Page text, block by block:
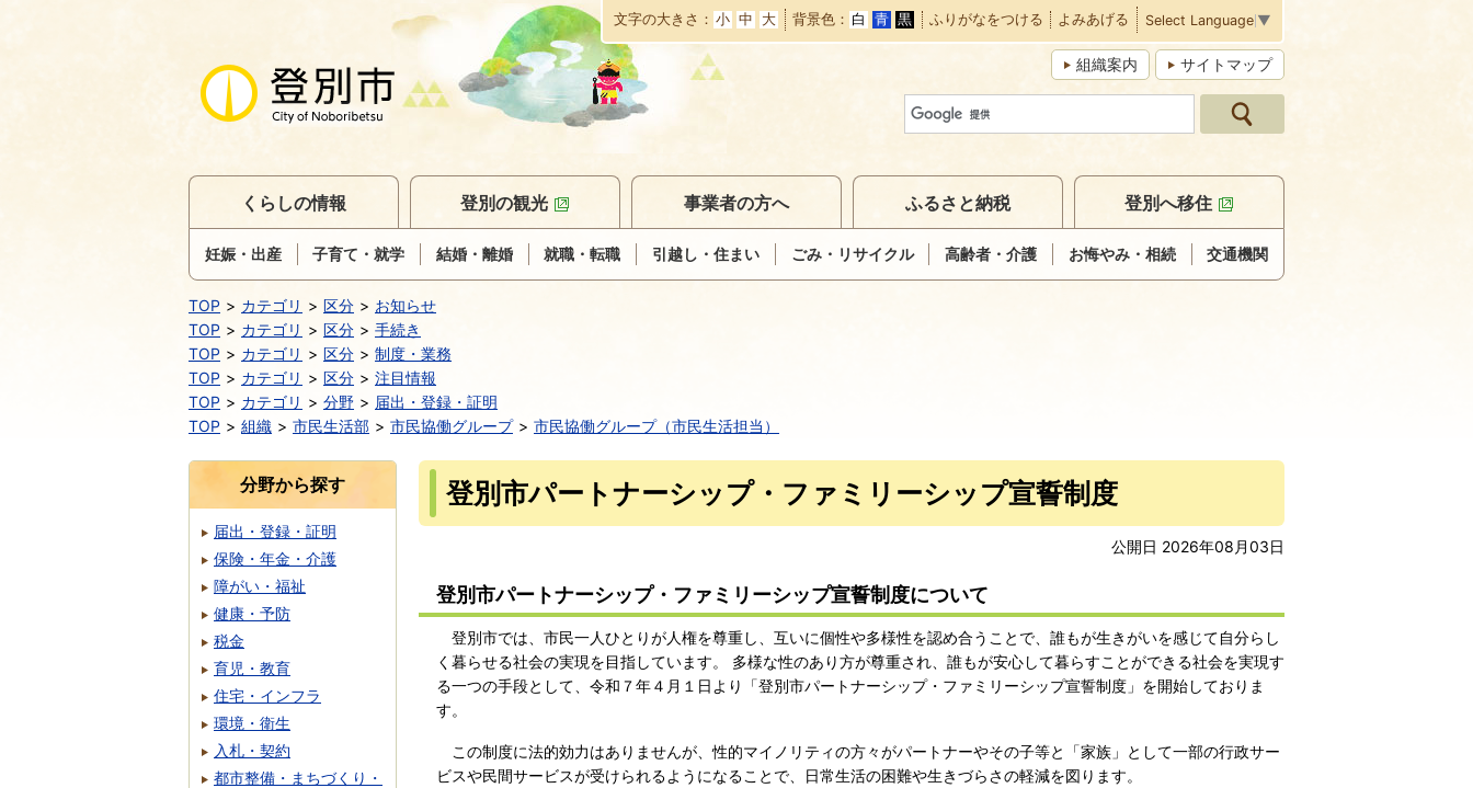
本
文
へ
移
動
文字の大きさ 小 中 大 背景色 白 青 黒 ふりがなをつける よみあげる Select Language ▼
組織案内 サイトマップ
くらしの情報
妊娠・出産 子育て・就学 結婚・離婚 就職・転職 引越し・住まい ごみ・リサイクル 高齢者・介護 お悔やみ・相続 交通機関
登別の観光 事業者の方へ ふるさと納税 登別へ移住
TOP カテゴリ 区分
お知らせ
TOP
カテゴリ 区分
手続き
TOP
カテゴリ 区分
制度・業務
TOP
カテゴリ 区分
注目情報
TOP
カテゴリ 分野
届出・登録・証明
TOP
組織 市民生活部 市民協働グループ 市民協働グループ（市民生活担当）
登別市パートナーシップ・ファミリーシップ宣誓制度
公開日 2026年08月03日
登別市パートナーシップ・ファミリーシップ宣誓制度について
登別市では、市民一人ひとりが人権を尊重し、互いに個性や多様性を認め合うことで、誰もが生きがいを感じて自分らし
く暮らせる社会の実現を目指しています。 多様な性のあり方が尊重され、誰もが安心して暮らすことができる社会を実現す
る一つの手段として、令和７年４月１日より「登別市パートナーシップ・ファミリーシップ宣誓制度」を開始しておりま
す。
この制度に法的効力はありませんが、性的マイノリティの方々がパートナーやその子等と「家族」として一部の行政サー
ビスや民間サービスが受けられるようになることで、日常生活の困難や生きづらさの軽減を図ります。
分野から探す
届出・登録・証明
保険・年金・介護
障がい・福祉
健康・予防
税金
育児・教育
住宅・インフラ
環境・衛生
入札・契約
都市整備・まちづくり・